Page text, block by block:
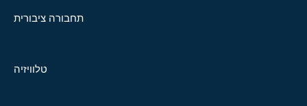
תחבורה ציבורית
טלוויזיה